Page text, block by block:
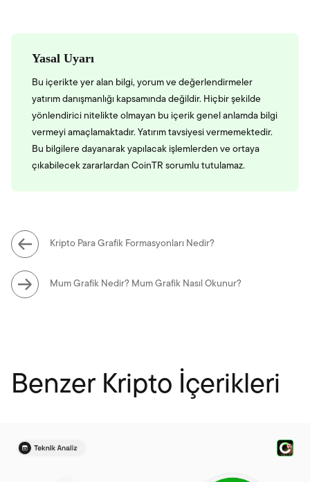
Yasal Uyarı
Bu içerikte yer alan bilgi, yorum ve değerlendirmeler
yatırım danışmanlığı kapsamında değildir. Hiçbir şekilde
yönlendirici nitelikte olmayan bu içerik genel anlamda bilgi
vermeyi amaçlamaktadır. Yatırım tavsiyesi vermemektedir.
Bu bilgilere dayanarak yapılacak işlemlerden ve ortaya
çıkabilecek zararlardan CoinTR sorumlu tutulamaz.
Kripto Para Grafik Formasyonları Nedir?
Mum Grafik Nedir? Mum Grafik Nasıl Okunur?
Benzer Kripto İçerikleri